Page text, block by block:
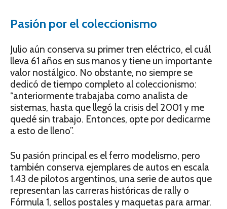
Pasión por el coleccionismo
Julio aún conserva su primer tren eléctrico, el cuál
lleva 61 años en sus manos y tiene un importante
valor nostálgico. No obstante, no siempre se
dedicó de tiempo completo al coleccionismo:
“anteriormente trabajaba como analista de
sistemas, hasta que llegó la crisis del 2001 y me
quedé sin trabajo. Entonces, opte por dedicarme
a esto de lleno”.
Su pasión principal es el ferro modelismo, pero
también conserva ejemplares de autos en escala
1.43 de pilotos argentinos, una serie de autos que
representan las carreras históricas de rally o
Fórmula 1, sellos postales y maquetas para armar.